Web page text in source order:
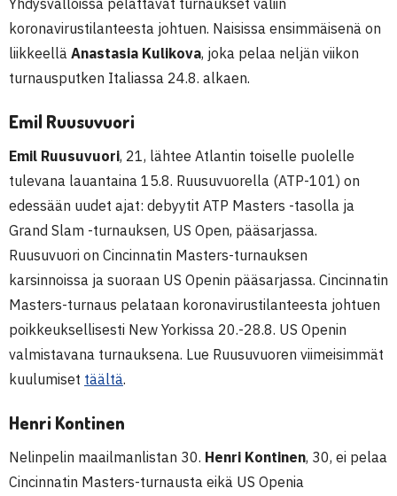
koronavirustilanteesta johtuen. Naisissa ensimmäisenä on
liikkeellä Anastasia Kulikova, joka pelaa neljän viikon
turnausputken Italiassa 24.8. alkaen.
Emil Ruusuvuori
Emil Ruusuvuori, 21, lähtee Atlantin toiselle puolelle
tulevana lauantaina 15.8. Ruusuvuorella (ATP-101) on
edessään uudet ajat: debyytit ATP Masters -tasolla ja
Grand Slam -turnauksen, US Open, pääsarjassa.
Ruusuvuori on Cincinnatin Masters-turnauksen
karsinnoissa ja suoraan US Openin pääsarjassa. Cincinnatin
Masters-turnaus pelataan koronavirustilanteesta johtuen
poikkeuksellisesti New Yorkissa 20.-28.8. US Openin
valmistavana turnauksena. Lue Ruusuvuoren viimeisimmät
kuulumiset täältä.
Henri Kontinen
Nelinpelin maailmanlistan 30. Henri Kontinen, 30, ei pelaa
Cincinnatin Masters-turnausta eikä US Openia